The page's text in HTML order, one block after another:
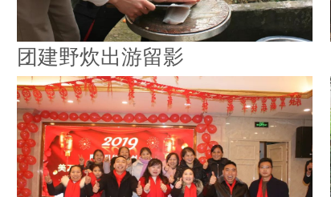
团建野炊出游留影